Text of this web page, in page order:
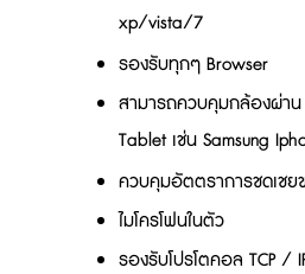
xp/vista/7
รองรับทุกๆ Browser
สามารถควบคุมกล้องผ่าน
Tablet เช่น Samsung
ควบคุมอัตตราการชดเชย
ไมโครโฟนในตัว
รองรับโปรโตคอล TCP /